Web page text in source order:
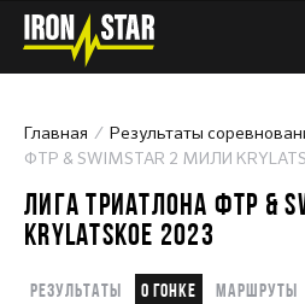
Главная Результаты
ФТР & SWIMSTAR 2 МИЛИ
ЛИГА ТРИАТЛОНА ФТР &
KRYLATSKOE 2023
Результаты О гонке Маршруты